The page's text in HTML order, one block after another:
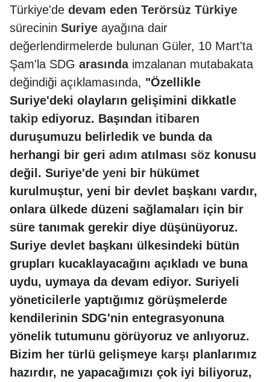
Türkiye'de devam eden Terörsüz Türkiye
sürecinin Suriye ayağına dair
değerlendirmelerde bulunan Güler, 10 Mart'ta
Şam'la SDG arasındaimzalanan mutabakata
değindiği açıklamasında, "Özellikle
Suriye'deki olayların gelişimini dikkatle
takip ediyoruz. Başından itibaren
duruşumuzu belirledik ve bunda da
herhangi bir geri adım atılması söz konusu
değil. Suriye'de yeni bir hükümet
kurulmuştur, yeni bir devlet başkanı vardır,
onlara ülkede düzeni sağlamaları için bir
süre tanımak gerekir diye düşünüyoruz.
Suriye devlet başkanı ülkesindeki bütün
grupları kucaklayacağını açıkladı ve buna
uydu, uymaya da devam ediyor. Suriyeli
yöneticilerle yaptığımız görüşmelerde
kendilerinin SDG'nin entegrasyonuna
yönelik tutumunu görüyoruz ve anlıyoruz.
Bizim her türlü gelişmeye karşı planlarımız
hazırdır, ne yapacağımızı çok iyi biliyoruz,